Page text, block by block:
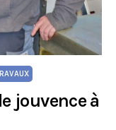
jouvence à